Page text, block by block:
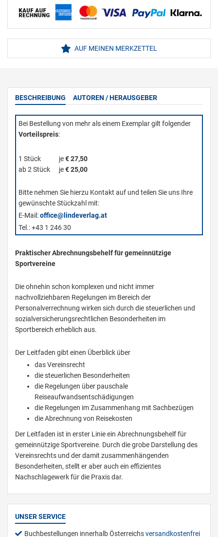
AUF MEINEN MERKZETTEL
BESCHREIBUNG AUTOREN / HERAUSGEBER
Bei Bestellung von mehr als einem Exemplar gilt folgender
Vorteilspreis:
1 Stück je€ 27,50
ab 2 Stück
je€ 25,00
Bitte nehmen Sie hierzu Kontakt auf und teilen Sie uns Ihre
gewünschte Stückzahl mit:
E-Mail:office@lindeverlag.at
Tel.: +43 1 246 30
Praktischer Abrechnungsbehelf für gemeinnützige
Sportvereine
Die ohnehin schon komplexen und nicht immer
nachvollziehbaren Regelungen im Bereich der
Personalverrechnung wirken sich durch die steuerlichen und
sozialversicherungsrechtlichen Besonderheiten im
Sportbereich erheblich aus.
Der Leitfaden gibt einen Überblick über
das Vereinsrecht
die steuerlichen Besonderheiten
die Regelungen über pauschale
Reiseaufwandsentschädigungen
die Regelungen im Zusammenhang mit Sachbezügen
die Abrechnung von Reisekosten
Der Leitfaden ist in erster Linie ein Abrechnungsbehelf für
gemeinnützige Sportvereine. Durch die grobe Darstellung des
Vereinsrechts und der damit zusammenhängenden
Besonderheiten, stellt er aber auch ein effizientes
Nachschlagewerk für die Praxis dar.
UNSER SERVICE
Buchbestellungen innerhalb Österreichsversandkostenfrei